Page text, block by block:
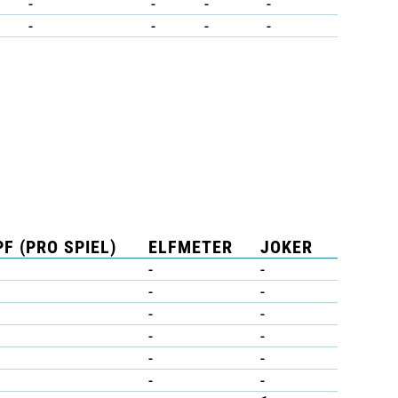
- - - -
(PRO SPIEL) ELFMETER
JOKER
-
-
-
-
-
-
-
-
-
-
-
-